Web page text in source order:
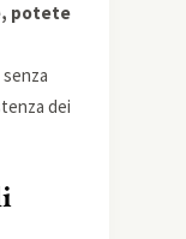
potete
dei